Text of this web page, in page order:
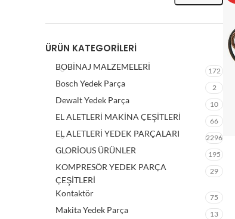
ÜRÜN KATEGORILERI
BOBİNAJ MALZEMELERİ 172
Bosch Yedek Parça 2
Dewalt Yedek Parça 10
EL ALETLERİ MAKİNA ÇEŞİTLERİ 66
EL ALETLERİ YEDEK PARÇALARI 2296
GLORİOUS ÜRÜNLER 195
KOMPRESÖR YEDEK PARÇA
ÇEŞİTLERİ
29
Kontaktör 75
Makita Yedek Parça 13